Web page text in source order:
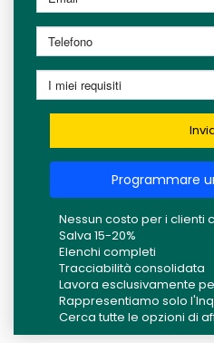
Programmare
Nessun costo per i clienti
Salva 15-20%
Elenchi completi
Tracciabilità consolidata
Lavora esclusivamente
Rappresentiamo solo
Cerca tutte le opzioni di